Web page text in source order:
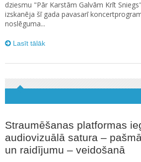
dziesmu "Pār Karstām Galvām Krīt
izskanēja šī gada pavasarī
noslēguma...
Lasīt tālāk
Straumēšanas platformas
audiovizuālā satura –
un raidījumu – veidošanā